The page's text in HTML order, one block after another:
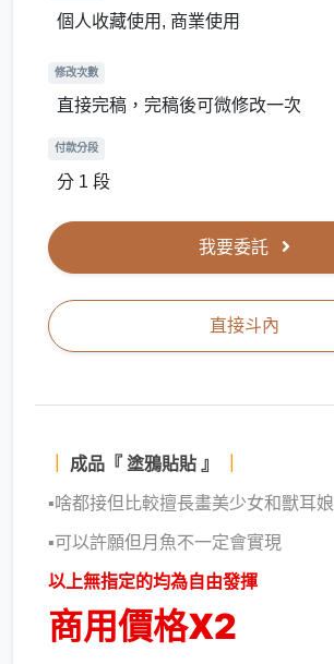
個人收藏使用, 商業使用
修改次數
直接完稿，完稿後可微修改一次
付款分段
分 1 段
我要委託
直接斗內
成品『 塗鴉貼貼 』
▪啥都接但比較擅長畫美少女和獸耳娘
▪可以許願但月魚不一定會實現
以上無指定的均為自由發揮
商用價格X2